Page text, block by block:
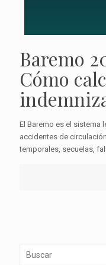
Baremo
Cómo
El Baremo es el sistema
accidentes de
temporales, secuelas,